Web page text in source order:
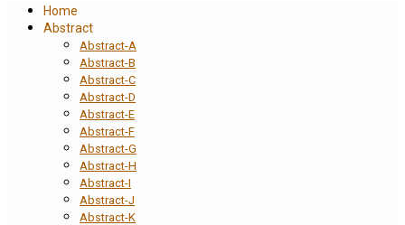
Home
Abstract
Abstract-A
Abstract-B
Abstract-C
Abstract-D
Abstract-E
Abstract-F
Abstract-G
Abstract-H
Abstract-I
Abstract-J
Abstract-K